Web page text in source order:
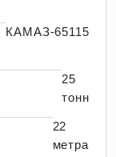
КАМАЗ-65115
25
тонн
22
метра